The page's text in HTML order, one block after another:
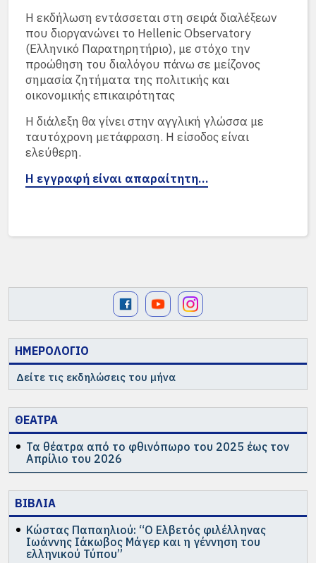
ΗΜΕΡΟΛΟΓΙΟ
Δείτε τις εκδηλώσεις του μήνα
ΘΕΑΤΡΑ
Τα θέατρα από το φθινόπωρο του 2025 έως τον
Απρίλιο του 2026
ΒΙΒΛΙΑ
Κώστας Παπαηλιού: “Ο Ελβετός φιλέλληνας
Ιωάννης Ιάκωβος Μάγερ και η γέννηση του
ελληνικού Τύπου”
Η εκδήλωση εντάσσεται στη σειρά διαλέξεων
που διοργανώνει το Hellenic Observatory
(Ελληνικό Παρατηρητήριο), με στόχο την
προώθηση του διαλόγου πάνω σε μείζονος
σημασία ζητήματα της πολιτικής και
οικονομικής επικαιρότητας
Η διάλεξη θα γίνει στην αγγλική γλώσσα με
ταυτόχρονη μετάφραση. Η είσοδος είναι
ελεύθερη.
Η εγγραφή είναι απαραίτητη…